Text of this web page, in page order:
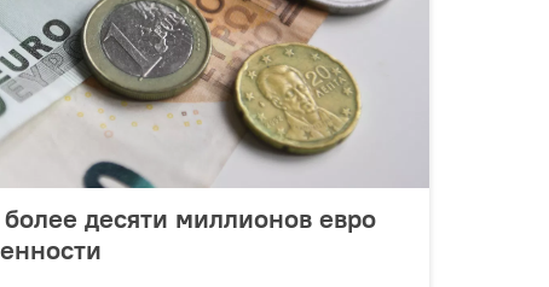
десяти миллионов евро